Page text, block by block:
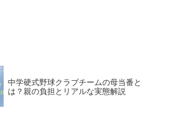
中学硬式野球クラブチームの母当番と
は？親の負担とリアルな実態解説